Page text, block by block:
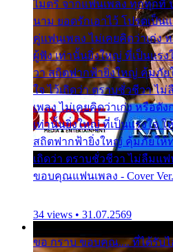
ไมตรี จากแฟนเพลง ทุกทุกที่
นาม ยอดรักเอาไว้ โปรดเป็น
คู่แฟนเพลง ไม่เคยคิดว่าเก่ง
ผู้ฟัง เท่านั้นยิ่งใหญ่ ที่เป็นแรง
วา สถิตฟากฟ้ายิ่งใหญ่ คุ้มภัย
ใจ ไว้เถิดว่า ตราบชั่วชีวา ไ
เพลง ไม่เคยคิดว่าเก่ง หรือดั
เท่านั้นยิ่งใหญ่ ที่เป็นแรงใจ ใ
สถิตฟากฟ้ายิ่งใหญ่ คุ้มภัยให้
เถิดว่า ตราบชั่วชีวา ไม่ลืมแฟ
ขอบคุณแฟนเพลง - Cover
34 views • 31.07.2569
ขอ กราบ ขอบคุณ.... ที่ได้รับ